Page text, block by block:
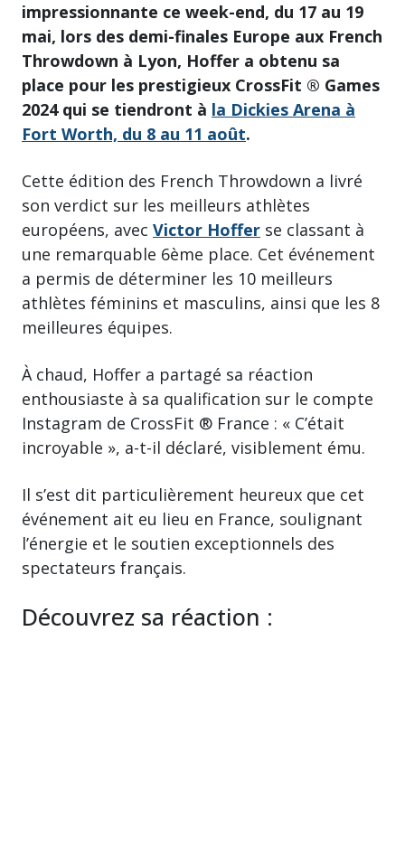
impressionnante ce week-end, du 17 au 19
mai, lors des demi-finales Europe aux French
Throwdown à Lyon, Hoffer a obtenu sa
place pour les prestigieux CrossFit ® Games
2024 qui se tiendront à la Dickies Arena à
Fort Worth, du 8 au 11 août.
Cette édition des French Throwdown a livré
son verdict sur les meilleurs athlètes
européens, avec Victor Hoffer se classant à
une remarquable 6ème place. Cet événement
a permis de déterminer les 10 meilleurs
athlètes féminins et masculins, ainsi que les 8
meilleures équipes.
À chaud, Hoffer a partagé sa réaction
enthousiaste à sa qualification sur le compte
Instagram de CrossFit ® France : « C’était
incroyable », a-t-il déclaré, visiblement ému.
Il s’est dit particulièrement heureux que cet
événement ait eu lieu en France, soulignant
l’énergie et le soutien exceptionnels des
spectateurs français.
Découvrez sa réaction :